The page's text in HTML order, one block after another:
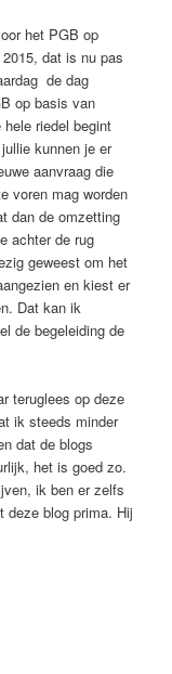
het PGB op
dat is nu pas
de dag
op basis van
riedel begint
kunnen je er
aanvraag die
voren mag worden
dan de omzetting
achter de rug
geweest om het
en kiest er
Dat kan ik
de begeleiding de
teruglees op deze
ik steeds minder
dat de blogs
het is goed zo.
ik ben er zelfs
deze blog prima. Hij